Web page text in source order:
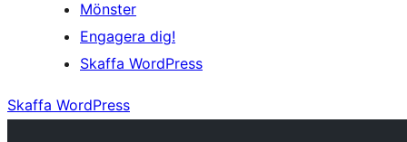
Mönster
Engagera dig!
Skaffa WordPress
Skaffa WordPress